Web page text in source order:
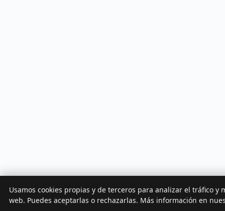
Usamos cookies propias y de terceros para analizar el tráfico y
web. Puedes aceptarlas o rechazarlas. Más información en